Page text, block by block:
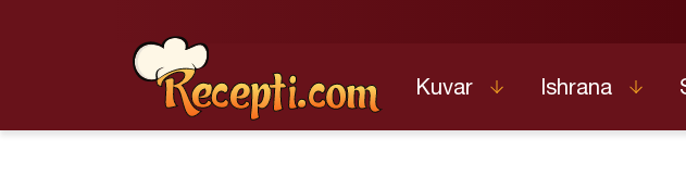
Kuvar Ishrana